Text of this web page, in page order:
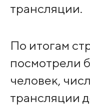
трансляции.
По итогам
посмотрели
человек,
трансляции